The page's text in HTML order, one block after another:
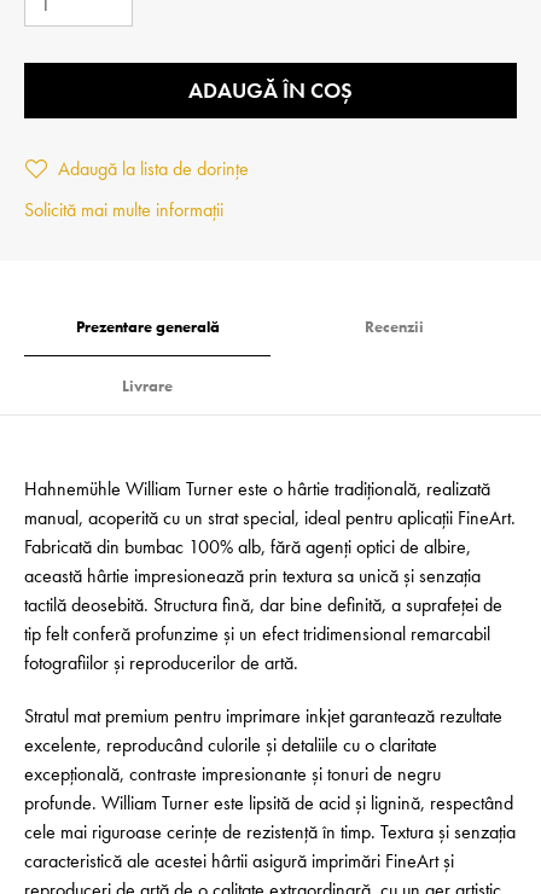
ADAUGĂ ÎN COȘ
Adaugă la lista de dorințe
Solicită mai multe informații
Prezentare generală Recenzii
Livrare
Hahnemühle William Turner este o hârtie tradițională, realizată
manual, acoperită cu un strat special, ideal pentru aplicații FineArt.
Fabricată din bumbac 100% alb, fără agenți optici de albire,
această hârtie impresionează prin textura sa unică și senzația
tactilă deosebită. Structura fină, dar bine definită, a suprafeței de
tip felt conferă profunzime și un efect tridimensional remarcabil
fotografiilor și reproducerilor de artă.
Stratul mat premium pentru imprimare inkjet garantează rezultate
excelente, reproducând culorile și detaliile cu o claritate
excepțională, contraste impresionante și tonuri de negru
profunde. William Turner este lipsită de acid și lignină, respectând
cele mai riguroase cerințe de rezistență în timp. Textura și senzația
caracteristică ale acestei hârtii asigură imprimări FineArt și